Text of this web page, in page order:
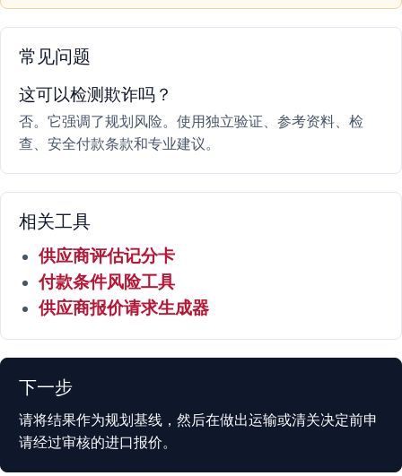
常见问题
这可以检测欺诈吗？
否。它强调了规划风险。使用独立验证、参考资料、检
查、安全付款条款和专业建议。
相关工具
供应商评估记分卡
付款条件风险工具
供应商报价请求生成器
下一步
请将结果作为规划基线，然后在做出运输或清关决定前申
请经过审核的进口报价。